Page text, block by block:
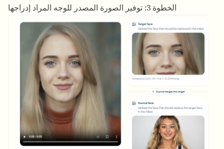
الخطوة 3: توفير الصورة المصدر للوجه المراد إدراجها